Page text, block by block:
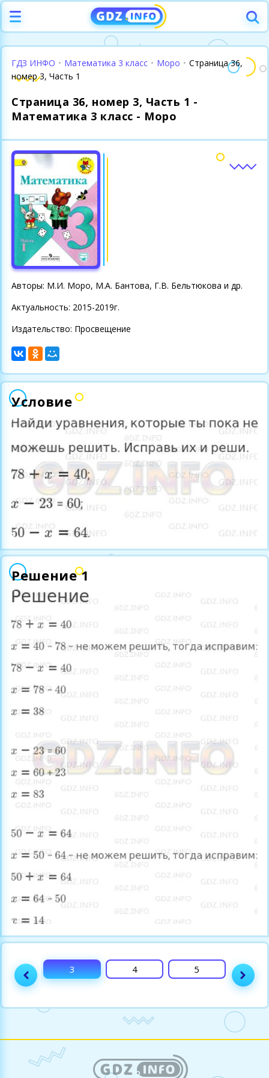
ГДЗ ИНФО • Математика 3 класс • Моро • Страница 36,
номер 3, Часть 1
Страница 36, номер 3, Часть 1 -
Математика 3 класс - Моро
Авторы: М.И. Моро, М.А. Бантова, Г.В. Бельтюкова и др.
Актуальность: 2015-2019г.
Издательство: Просвещение
Условие
Решение 1
3 4 5